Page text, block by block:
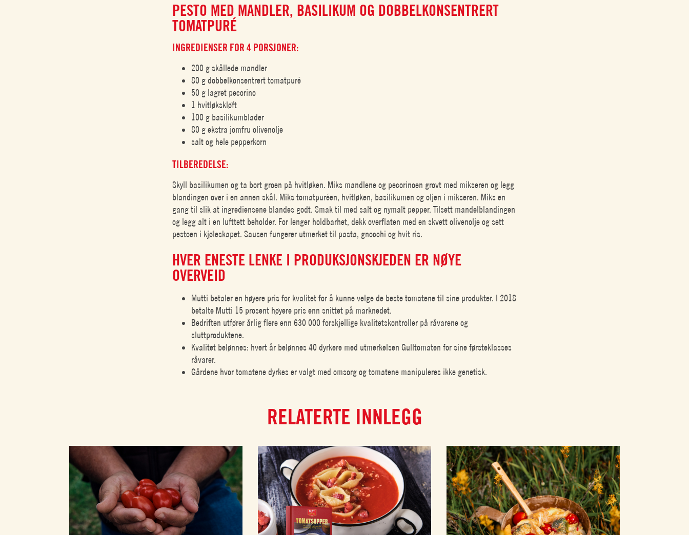
PESTO MED MANDLER, BASILIKUM OG DOBBELKONSENTRERT
TOMATPURÉ
INGREDIENSER FOR 4 PORSJONER:
200 g skållede mandler
80 g dobbelkonsentrert tomatpuré
50 g lagret pecorino
1 hvitløkskløft
100 g basilikumblader
80 g ekstra jomfru olivenolje
salt og hele pepperkorn
TILBEREDELSE:
Skyll basilikumen og ta bort groen på hvitløken. Miks mandlene og pecorinoen grovt med mikseren og legg
blandingen over i en annen skål. Miks tomatpuréen, hvitløken, basilikumen og oljen i mikseren. Miks en
gang til slik at ingrediensene blandes godt. Smak til med salt og nymalt pepper. Tilsett mandelblandingen
og legg alt i en lufttett beholder. For lenger holdbarhet, dekk overflaten med en skvett olivenolje og sett
pestoen i kjøleskapet. Sausen fungerer utmerket til pasta, gnocchi og hvit ris.
HVER ENESTE LENKE I PRODUKSJONSKJEDEN ER NØYE
OVERVEID
Mutti betaler en høyere pris for kvalitet for å kunne velge de beste tomatene til sine produkter. I 2018
betalte Mutti 15 prosent høyere pris enn snittet på marknedet.
Bedriften utfører årlig flere enn 630 000 forskjellige kvalitetskontroller på råvarene og
sluttproduktene.
Kvalitet belønnes: hvert år belønnes 40 dyrkere med utmerkelsen Gulltomaten for sine førsteklasses
råvarer.
Gårdene hvor tomatene dyrkes er valgt med omsorg og tomatene manipuleres ikke genetisk.
RELATERTE INNLEGG